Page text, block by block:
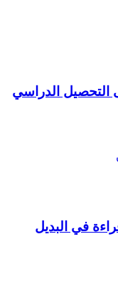
التحصيل الدراسي
في البديل